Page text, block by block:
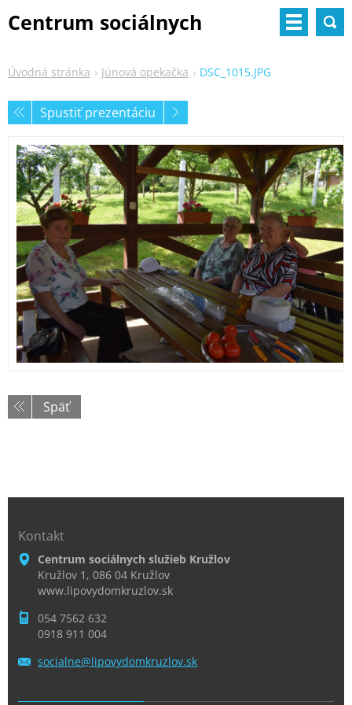
Centrum sociálnych
Úvodná stránka Júnová opekačka DSC_1015.JPG
Spustiť prezentáciu
Späť
Kontakt
Centrum sociálnych služieb Kružlov
Kružlov 1, 086 04 Kružlov
www.lipovydomkruzlov.sk
054 7562 632
0918 911 004
socialne@lipovydomkruzlov.sk